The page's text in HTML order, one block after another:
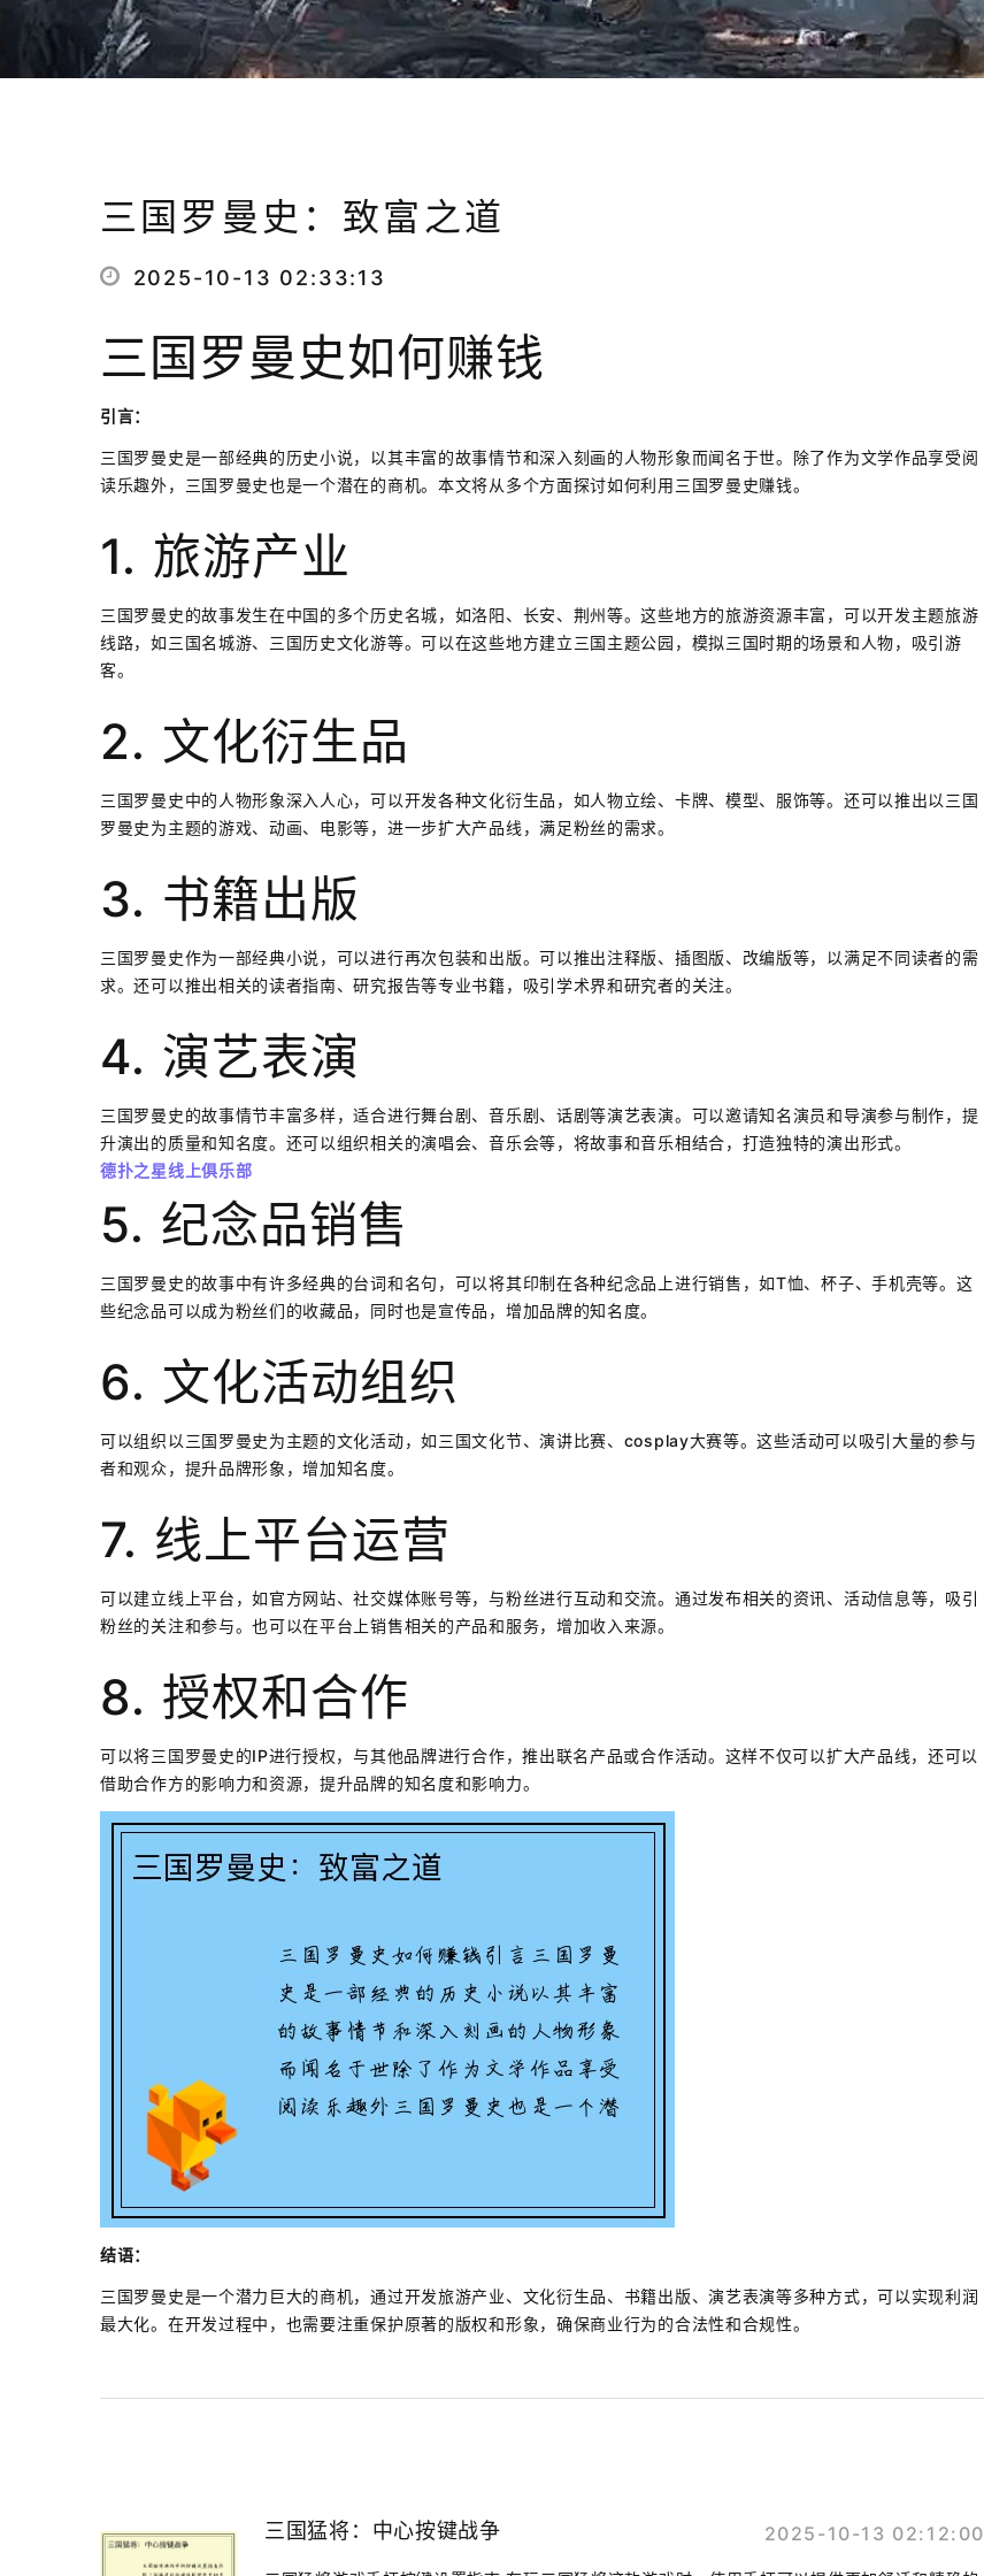
三国罗曼史：致富之道
2025-10-13 02:33:13
三国罗曼史如何赚钱
引言：
三国罗曼史是一部经典的历史小说，以其丰富的故事情节和深入刻画的人物形象而闻名于世。除了作为文学作品享受阅
读乐趣外，三国罗曼史也是一个潜在的商机。本文将从多个方面探讨如何利用三国罗曼史赚钱。
1. 旅游产业
三国罗曼史的故事发生在中国的多个历史名城，如洛阳、长安、荆州等。这些地方的旅游资源丰富，可以开发主题旅游
线路，如三国名城游、三国历史文化游等。可以在这些地方建立三国主题公园，模拟三国时期的场景和人物，吸引游
客。
2. 文化衍生品
三国罗曼史中的人物形象深入人心，可以开发各种文化衍生品，如人物立绘、卡牌、模型、服饰等。还可以推出以三国
罗曼史为主题的游戏、动画、电影等，进一步扩大产品线，满足粉丝的需求。
3. 书籍出版
三国罗曼史作为一部经典小说，可以进行再次包装和出版。可以推出注释版、插图版、改编版等，以满足不同读者的需
求。还可以推出相关的读者指南、研究报告等专业书籍，吸引学术界和研究者的关注。
4. 演艺表演
三国罗曼史的故事情节丰富多样，适合进行舞台剧、音乐剧、话剧等演艺表演。可以邀请知名演员和导演参与制作，提
升演出的质量和知名度。还可以组织相关的演唱会、音乐会等，将故事和音乐相结合，打造独特的演出形式。
德扑之星线上俱乐部
5. 纪念品销售
三国罗曼史的故事中有许多经典的台词和名句，可以将其印制在各种纪念品上进行销售，如T恤、杯子、手机壳等。这
些纪念品可以成为粉丝们的收藏品，同时也是宣传品，增加品牌的知名度。
6. 文化活动组织
可以组织以三国罗曼史为主题的文化活动，如三国文化节、演讲比赛、cosplay大赛等。这些活动可以吸引大量的参与
者和观众，提升品牌形象，增加知名度。
7. 线上平台运营
可以建立线上平台，如官方网站、社交媒体账号等，与粉丝进行互动和交流。通过发布相关的资讯、活动信息等，吸引
粉丝的关注和参与。也可以在平台上销售相关的产品和服务，增加收入来源。
8. 授权和合作
可以将三国罗曼史的IP进行授权，与其他品牌进行合作，推出联名产品或合作活动。这样不仅可以扩大产品线，还可以
借助合作方的影响力和资源，提升品牌的知名度和影响力。
结语：
三国罗曼史是一个潜力巨大的商机，通过开发旅游产业、文化衍生品、书籍出版、演艺表演等多种方式，可以实现利润
最大化。在开发过程中，也需要注重保护原著的版权和形象，确保商业行为的合法性和合规性。
三国猛将：中心按键战争 2025-10-13 02:12:00